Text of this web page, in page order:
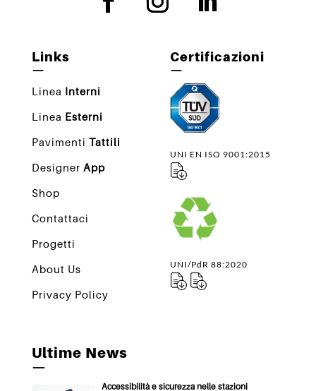
Links
—
Linea Interni
Linea Esterni
Pavimenti Tattili
Designer App
Shop
Contattaci
Progetti
About Us
Privacy Policy
Certificazioni
—
UNI EN ISO 9001:2015
UNI/PdR 88:2020
Ultime News
—
Accessibilità e sicurezza nelle stazioni